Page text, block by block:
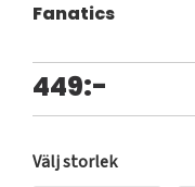
Fanatics
449:-
Välj storlek